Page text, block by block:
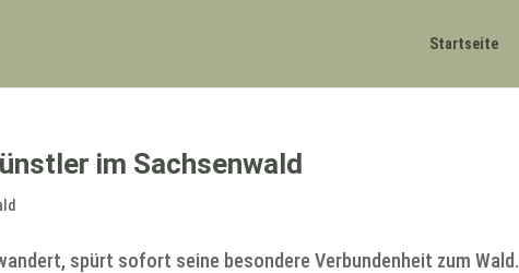
Startseite
im Sachsenwald
spürt sofort seine besondere Verbundenheit zum Wald.